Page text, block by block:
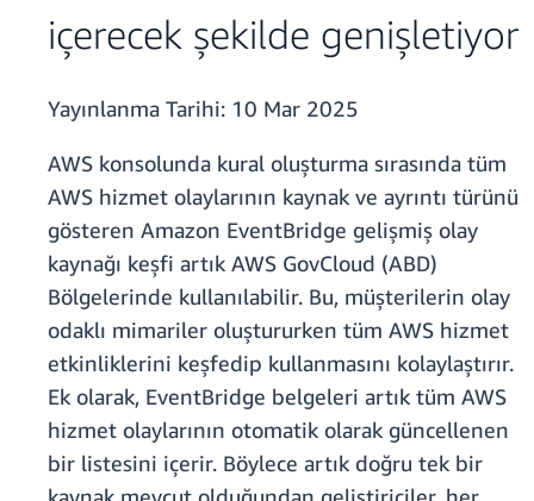
içerecek şekilde genişletiyor
Yayınlanma Tarihi: 10 Mar 2025
AWS konsolunda kural oluşturma sırasında tüm
AWS hizmet olaylarının kaynak ve ayrıntı türünü
gösteren Amazon EventBridge gelişmiş olay
kaynağı keşfi artık AWS GovCloud (ABD)
Bölgelerinde kullanılabilir. Bu, müşterilerin olay
odaklı mimariler oluştururken tüm AWS hizmet
etkinliklerini keşfedip kullanmasını kolaylaştırır.
Ek olarak, EventBridge belgeleri artık tüm AWS
hizmet olaylarının otomatik olarak güncellenen
bir listesini içerir. Böylece artık doğru tek bir